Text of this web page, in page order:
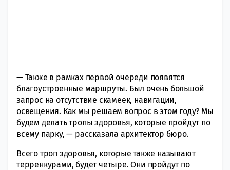
— Также в рамках первой очереди появятся
благоустроенные маршруты. Был очень большой
запрос на отсутствие скамеек, навигации,
освещения. Как мы решаем вопрос в этом году? Мы
будем делать тропы здоровья, которые пройдут по
всему парку, — рассказала архитектор бюро.
Всего троп здоровья, которые также называют
терренкурами, будет четыре. Они пройдут по